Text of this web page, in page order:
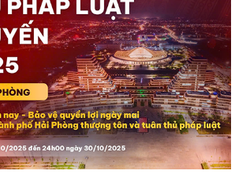
đặc khu Cát Hải thăm, tặng quà các gia đình
Đình Phù Long năm 2026
tưởng niệm các Anh hùng liệt sĩ nhân kỷ
binh -...
thăm, tặng quà người có công nhân kỷ niệm
- Liệt sĩ